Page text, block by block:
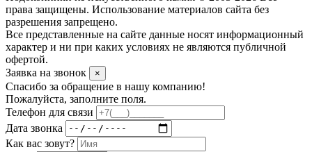
права защищены. Использование материалов сайта без
разрешения запрещено.
Все представленные на сайте данные носят информационный
характер и ни при каких условиях не являются публичной
офертой.
Заявка на звонок
×
Спасибо за обращение в нашу компанию!
Пожалуйста, заполните поля.
Телефон для связи
Дата звонка
Как вас зовут?